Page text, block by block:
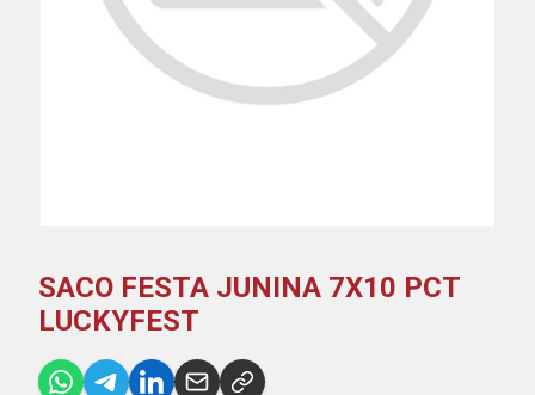
SACO FESTA JUNINA 7X10 PCT
LUCKYFEST